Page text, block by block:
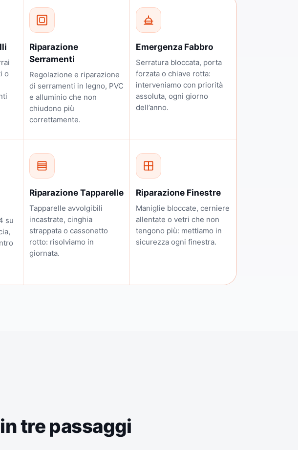
o
Riparazione
Serramenti
Regolazione e riparazione
di serramenti in legno, PVC
e alluminio che non
chiudono più
correttamente.
Emergenza Fabbro
Serratura bloccata, porta
forzata o chiave rotta:
interveniamo con priorità
assoluta, ogni giorno
dell’anno.
su
Riparazione Tapparelle
Tapparelle avvolgibili
incastrate, cinghia
strappata o cassonetto
rotto: risolviamo in
giornata.
Riparazione Finestre
Maniglie bloccate, cerniere
allentate o vetri che non
tengono più: mettiamo in
sicurezza ogni finestra.
tre passaggi